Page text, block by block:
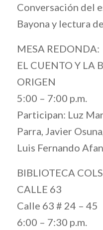
Conversación del
Bayona y lectura
MESA REDONDA:
EL CUENTO Y LA
ORIGEN
5:00 – 7:00 p.m.
Participan: Luz
Parra, Javier
Luis Fernando
BIBLIOTECA
CALLE 63
Calle 63 # 24 – 45
6:00 – 7:30 p.m.